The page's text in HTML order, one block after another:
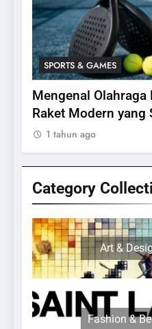
SPORTS & GAMES
Mengenal Olahraga
Raket Modern yang
1 tahun ago
Category
Art &
Fashion &
15
Sapi
26
27